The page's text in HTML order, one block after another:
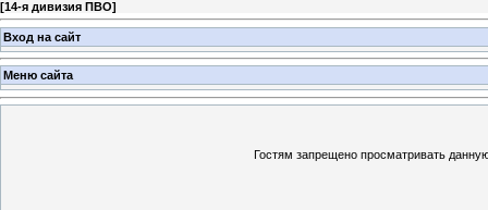
[14-я дивизия ПВО]
Вход на сайт
Меню сайта
Гостям запрещено просматривать